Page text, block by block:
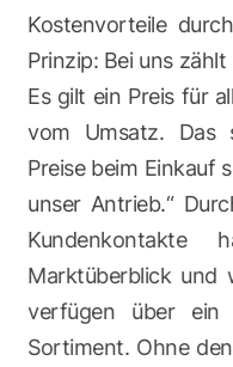
Kostenvorteile
Prinzip: Bei uns
Es gilt ein Preis für
vom Umsatz. Das
Preise beim Einkauf
unser Antrieb.“
Marktüberblick und
verfügen über ein
Sortiment. Ohne